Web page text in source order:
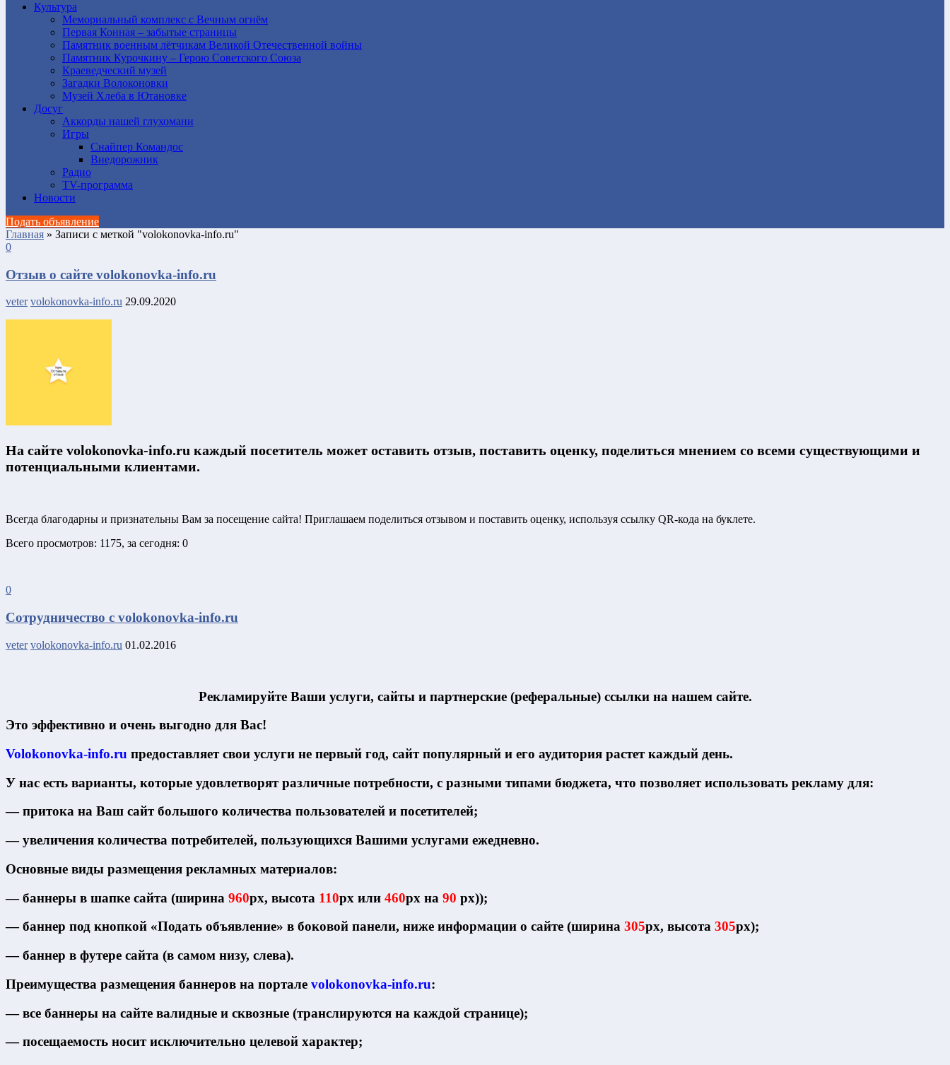
Культура
Мемориальный комплекс с Вечным огнём
Первая Конная – забытые страницы
Памятник военным лётчикам Великой Отечественной войны
Памятник Курочкину – Герою Советского Союза
Краеведческий музей
Загадки Волоконовки
Музей Хлеба в Ютановке
Досуг
Аккорды нашей глухомани
Игры
Снайпер Командос
Внедорожник
Радио
TV-программа
Новости
Подать объявление
Главная » Записи с меткой "volokonovka-info.ru"
0
Отзыв о сайте volokonovka-info.ru
veter volokonovka-info.ru 29.09.2020
На сайте volokonovka-info.ru каждый посетитель может оставить отзыв, поставить оценку, поделиться мнением со всеми существующими и
потенциальными клиентами.
Всегда благодарны и признательны Вам за посещение сайта! Приглашаем поделиться отзывом и поставить оценку, используя ссылку QR-кода на буклете.
Всего просмотров: 1175, за сегодня: 0
0
Сотрудничество с volokonovka-info.ru
veter volokonovka-info.ru 01.02.2016
Рекламируйте Ваши услуги, сайты и партнерские (реферальные) ссылки на нашем сайте.
Это эффективно и очень выгодно для Вас!
Volokonovka-info.ru предоставляет свои услуги не первый год, сайт популярный и его аудитория растет каждый день.
У нас есть варианты, которые удовлетворят различные потребности, с разными типами бюджета, что позволяет использовать рекламу для:
— притока на Ваш сайт большого количества пользователей и посетителей;
— увеличения количества потребителей, пользующихся Вашими услугами ежедневно.
Основные виды размещения рекламных материалов:
— баннеры в шапке сайта (ширина 960px, высота 110px или 460рх на 90 рх));
— баннер под кнопкой «Подать объявление» в боковой панели, ниже информации о сайте (ширина 305рх, высота 305рх);
— баннер в футере сайта (в самом низу, слева).
Преимущества размещения баннеров на портале volokonovka-info.ru:
— все баннеры на сайте валидные и сквозные (транслируются на каждой странице);
— посещаемость носит исключительно целевой характер;